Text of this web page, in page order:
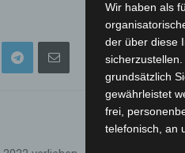
Wir haben als
der über diese
grundsätzlich
gewährleistet
frei,
telefonisch, an